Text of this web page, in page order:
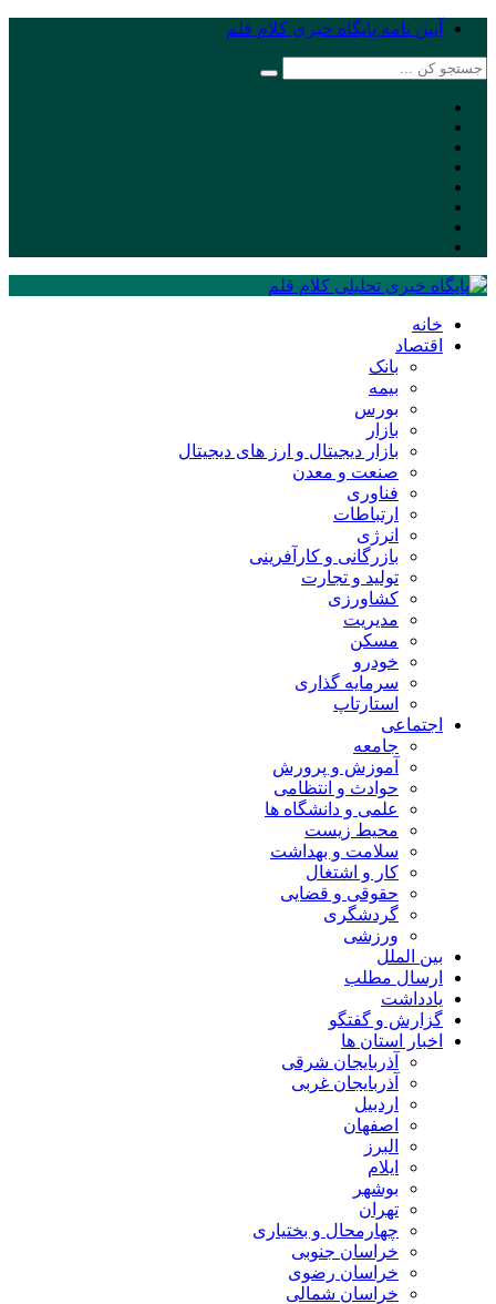
آیین نامه پایگاه خبری کلام قلم
خانه
اقتصاد
بانک
بیمه
بورس
بازار
بازار دیجیتال و ارز های دیجیتال
صنعت و معدن
فناوری
ارتباطات
انرژی
بازرگانی و کارآفرینی
تولید و تجارت
کشاورزی
مدیریت
مسکن
خودرو
سرمایه گذاری
استارتاپ
اجتماعی
جامعه
آموزش و پرورش
حوادث و انتظامی
علمی و دانشگاه ها
محیط زیست
سلامت و بهداشت
کار و اشتغال
حقوقی و قضایی
گردشگری
ورزشی
بین الملل
ارسال مطلب
یادداشت
گزارش و گفتگو
اخبار استان ها
آذربایجان شرقی
آذربایجان غربی
اردبیل
اصفهان
البرز
ایلام
بوشهر
تهران
چهارمحال و بختیاری
خراسان جنوبی
خراسان رضوی
خراسان شمالی